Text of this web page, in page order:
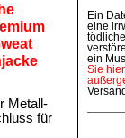
Metall-
für
Ein
eine
ein
Sie